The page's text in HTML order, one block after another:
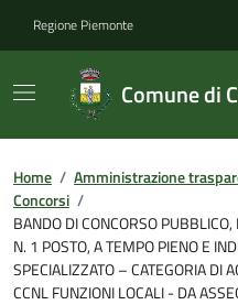
Regione Piemonte
Comune di
Home / Amministrazione
Concorsi /
BANDO DI CONCORSO
N. 1 POSTO, A TEMPO PIENO E
SPECIALIZZATO – CATEGORIA DI
CCNL FUNZIONI LOCALI - DA